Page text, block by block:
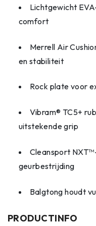
Lichtgewicht
comfort
Merrell Air
en stabiliteit
Rock plate voor
Vibram® TC5+
uitstekende grip
Cleansport
geurbestrijding
Balgtong houdt
PRODUCTINFO